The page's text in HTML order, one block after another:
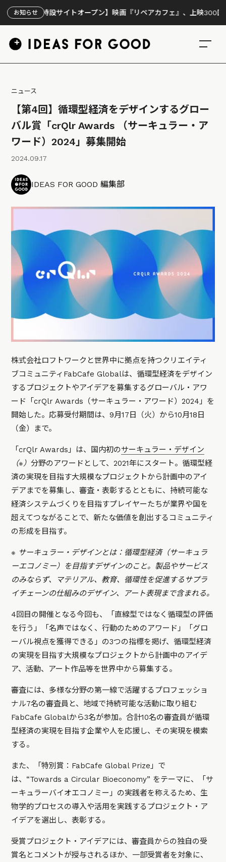
お知らせ
特設サイトオープン】映画『リペアカフェ』、上映300回の先で見え
ニュース
【第4回】循環型経済をデザインするグロー
バル賞「crQlr Awards （サーキュラー・ア
ワード）2024」募集開始
2024.09.17
IDEAS FOR GOOD 編集部
株式会社ロフトワークと世界中に拠点を持つクリエイティ
ブコミュニティFabCafe Globalは、循環型経済をデザイン
するプロジェクトやアイデアを募集するグローバル・アワ
ード「crQlr Awards（サーキュラー・アワード）2024」を
開始した。応募受付期間は、9月17日（火）から10月18日
（金）まで。
「crQlr Awards」は、国内初のサーキュラー・デザイン
（※）分野のアワードとして、2021年にスタート。循環型経
済の実現を目指す⼤規模なプロジェクトから計画中のアイ
デアまでを募集し、審査・表彰するとともに、持続可能な
経済システムづくりを目指すプレイヤーたちが業界や国を
超えてつながることで、新たな価値を創出するコミュニティ
の形成を目指す。
※ サーキュラー・デザインとは：循環型経済（サーキュラ
ーエコノミー）を目指すデザインのこと。製品やサービス
のみならず、マテリアル、教育、循環性を促進するサプラ
イチェーンの仕組みのデザイン、アート表現まで含まれる。
4回目の開催となる今回も、「直線型ではなく循環型の評価
を行う」「名声ではなく、行動のためのアワード」「グロ
ーバル視点を獲得できる」の3つの指標を掲げ、循環型経済
の実現を目指す⼤規模なプロジェクトから計画中のアイデ
ア、活動、アート作品等を世界中から募集する。
審査には、多様な分野の第一線で活躍するプロフェッショ
ナル7名の審査員と、地域で持続可能な活動に取り組む
FabCafe Globalから3名が参加。合計10名の審査員が循環
型経済の実現を目指す企業や人を応援し、その実現を模索
する。
また、「特別賞：FabCafe Global Prize」で
は、“Towards a Circular Bioeconomy” をテーマに、「サ
ーキュラーバイオエコノミー」の実践者を称えるため、生
物学的プロセスの導入や活用を実践するプロジェクト・ア
イデアを選出し、表彰する。
受賞プロジェクト・アイデアには、審査員からの独自の受
賞名とコメントが授与されるほか、一部受賞者を対象に、